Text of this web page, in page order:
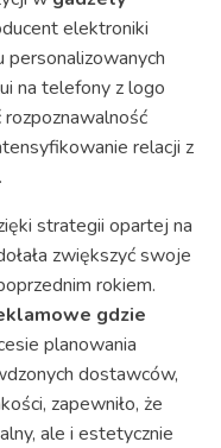
elektroniki
na telefony z logo
relacji z
strategii opartej na
zwiększyć swoje
rokiem.
gdzie
planowania
dostawców,
zapewniło, że
ale i estetycznie